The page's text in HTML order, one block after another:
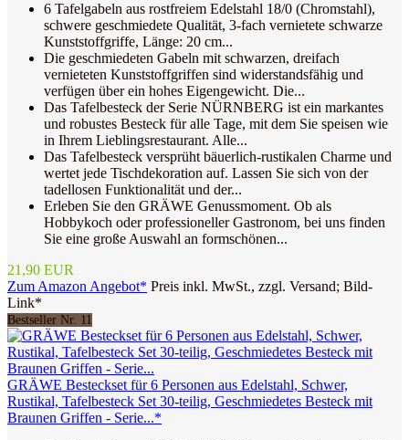
6 Tafelgabeln aus rostfreiem Edelstahl 18/0 (Chromstahl),
schwere geschmiedete Qualität, 3-fach vernietete schwarze
Kunststoffgriffe, Länge: 20 cm...
Die geschmiedeten Gabeln mit schwarzen, dreifach
vernieteten Kunststoffgriffen sind widerstandsfähig und
verfügen über ein hohes Eigengewicht. Die...
Das Tafelbesteck der Serie NÜRNBERG ist ein markantes
und robustes Besteck für alle Tage, mit dem Sie speisen wie
in Ihrem Lieblingsrestaurant. Alle...
Das Tafelbesteck versprüht bäuerlich-rustikalen Charme und
wertet jede Tischdekoration auf. Lassen Sie sich von der
tadellosen Funktionalität und der...
Erleben Sie den GRÄWE Genussmoment. Ob als
Hobbykoch oder professioneller Gastronom, bei uns finden
Sie eine große Auswahl an formschönen...
21,90 EUR
Zum Amazon Angebot* Preis inkl. MwSt., zzgl. Versand; Bild-
Link*
Bestseller Nr. 11
GRÄWE Besteckset für 6 Personen aus Edelstahl, Schwer,
Rustikal, Tafelbesteck Set 30-teilig, Geschmiedetes Besteck mit
Braunen Griffen - Serie...*